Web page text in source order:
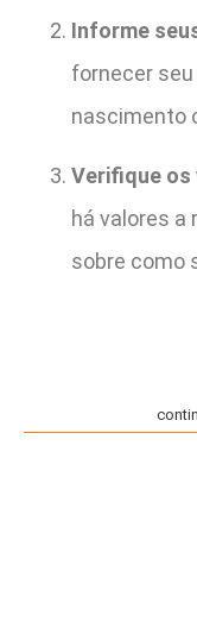
Informe
fornecer seu
nascimento
Verifique os
há valores a
sobre como